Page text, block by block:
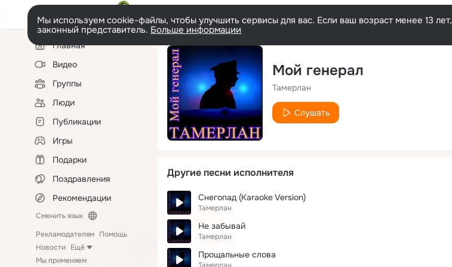
Мы используем cookie-файлы, чтобы улучшить сервисы для вас. Если ваш возраст менее 13
законный представитель. Больше информации
Левая
колонкаГлавная
Видео
Группы
Люди
Публикации
Игры
Подарки
Поздравления
Рекомендации
Сменить язык
Рекламодателям Помощь
Новости Ещё
Мы применяем
Мой генерал
Тамерлан
Слушать
Другие песни исполнителя
Снегопад (Karaoke Version)
Тамерлан
Не забывай
Тамерлан
Прощальные слова